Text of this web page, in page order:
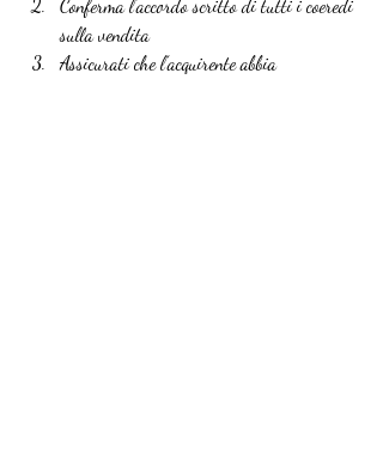
Conferma l’accordo scritto di tutti i coeredi
sulla vendita
Assicurati che l’acquirente abbia